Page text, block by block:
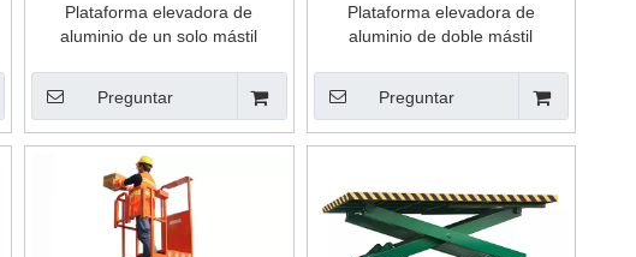
Plataforma elevadora de
aluminio de un solo mástil
Preguntar
Plataforma elevadora de
aluminio de doble mástil
Preguntar